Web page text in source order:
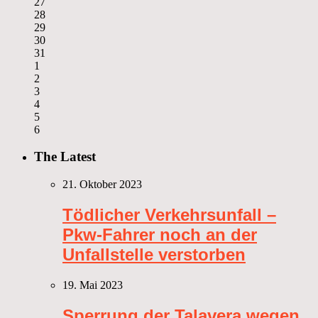
28
29
30
31
1
2
3
4
5
6
The Latest
21. Oktober 2023
Tödlicher Verkehrsunfall –
Pkw-Fahrer noch an der
Unfallstelle verstorben
19. Mai 2023